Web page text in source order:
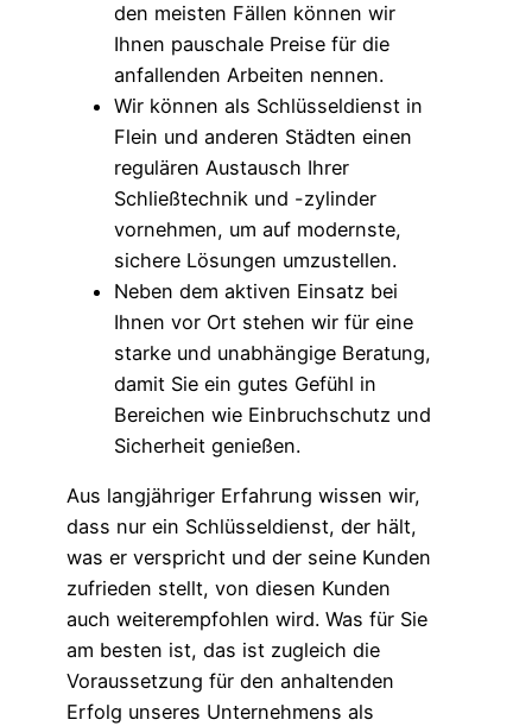
den meisten Fällen können wir
Ihnen pauschale Preise für die
anfallenden Arbeiten nennen.
Wir können als Schlüsseldienst in
Flein und anderen Städten einen
regulären Austausch Ihrer
Schließtechnik und -zylinder
vornehmen, um auf modernste,
sichere Lösungen umzustellen.
Neben dem aktiven Einsatz bei
Ihnen vor Ort stehen wir für eine
starke und unabhängige Beratung,
damit Sie ein gutes Gefühl in
Bereichen wie Einbruchschutz und
Sicherheit genießen.
Aus langjähriger Erfahrung wissen wir,
dass nur ein Schlüsseldienst, der hält,
was er verspricht und der seine Kunden
zufrieden stellt, von diesen Kunden
auch weiterempfohlen wird. Was für Sie
am besten ist, das ist zugleich die
Voraussetzung für den anhaltenden
Erfolg unseres Unternehmens als